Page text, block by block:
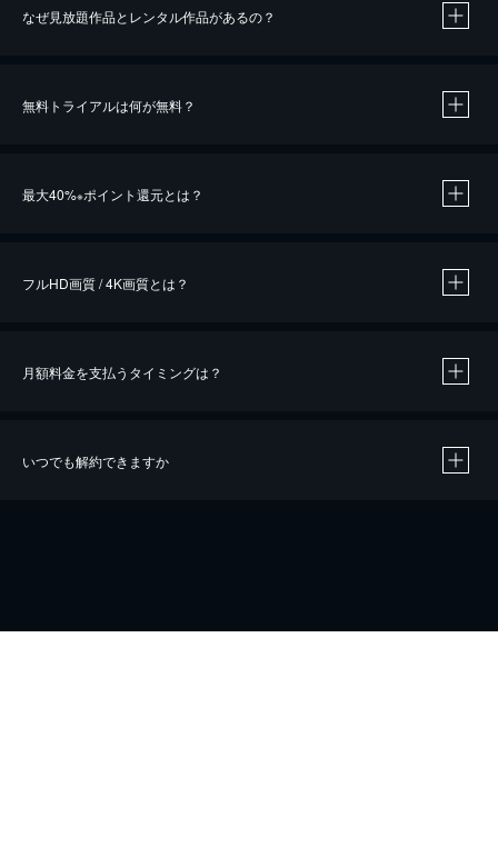
なぜ見放題作品とレンタル作品があるの？
無料トライアルは何が無料？
最大40%※ポイント還元とは？
※40％ポイント還元の対象は、クレジットカード決済による作品の購入 / レンタルです。
フルHD画質 / 4K画質とは？
月額料金を支払うタイミングは？
いつでも解約できますか